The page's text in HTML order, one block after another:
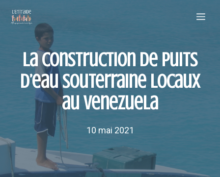
La construction de puits
d’eau souterraine locaux
au Venezuela
10 mai 2021